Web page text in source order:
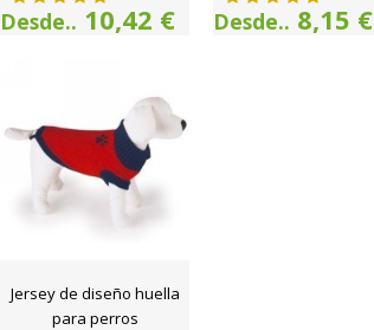
Desde.. 10,42 € Desde.. 8,15 €
Jersey de diseño huella
para perros